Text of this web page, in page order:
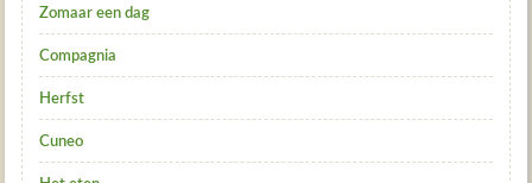
Zomaar een dag
Compagnia
Herfst
Cuneo